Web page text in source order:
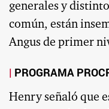
generales y
común, están
Angus de primer
PROGRAMA
Henry señaló que